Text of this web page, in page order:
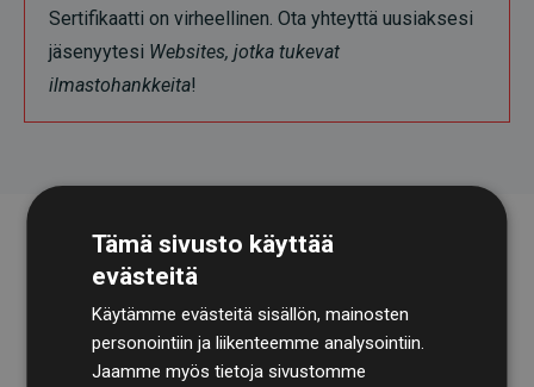
Sertifikaatti on virheellinen. Ota yhteyttä uusiaksesi
jäsenyytesi Websites, jotka tukevat
ilmastohankkeita!
Tämä sivusto käyttää
evästeitä
Käytämme evästeitä sisällön, mainosten
personointiin ja liikenteemme analysointiin.
Jaamme myös tietoja sivustomme